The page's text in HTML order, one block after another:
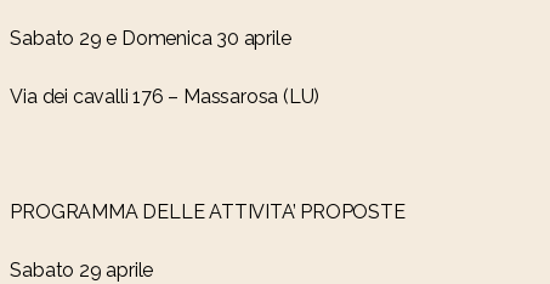
Sabato 29 e Domenica 30 aprile
Via dei cavalli 176 – Massarosa (LU)
PROGRAMMA DELLE ATTIVITA’ PROPOSTE
Sabato 29 aprile